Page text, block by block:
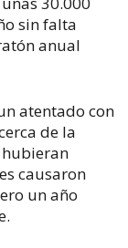
sin falta
anual
atentado con
de la
hubieran
causaron
un año